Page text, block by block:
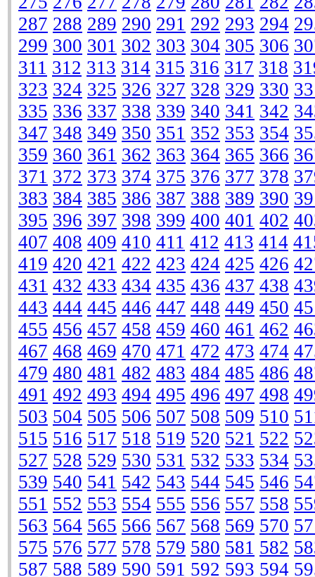
287 288 289 290 291 292 293 294
299 300 301 302 303 304 305 306
311 312 313 314 315 316 317 318
323 324 325 326 327 328 329 330
335 336 337 338 339 340 341 342
347 348 349 350 351 352 353 354
359 360 361 362 363 364 365 366
371 372 373 374 375 376 377 378
383 384 385 386 387 388 389 390
395 396 397 398 399 400 401 402
407 408 409 410 411 412 413 414
419 420 421 422 423 424 425 426
431 432 433 434 435 436 437 438
443 444 445 446 447 448 449 450
455 456 457 458 459 460 461 462
467 468 469 470 471 472 473 474
479 480 481 482 483 484 485 486
491 492 493 494 495 496 497 498
503 504 505 506 507 508 509 510
515 516 517 518 519 520 521 522
527 528 529 530 531 532 533 534
539 540 541 542 543 544 545 546
551 552 553 554 555 556 557 558
563 564 565 566 567 568 569 570
575 576 577 578 579 580 581 582
587 588 589 590 591 592 593 594